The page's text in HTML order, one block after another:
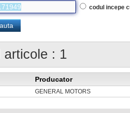
codul incepe
articole : 1
Producator
GENERAL MOTORS